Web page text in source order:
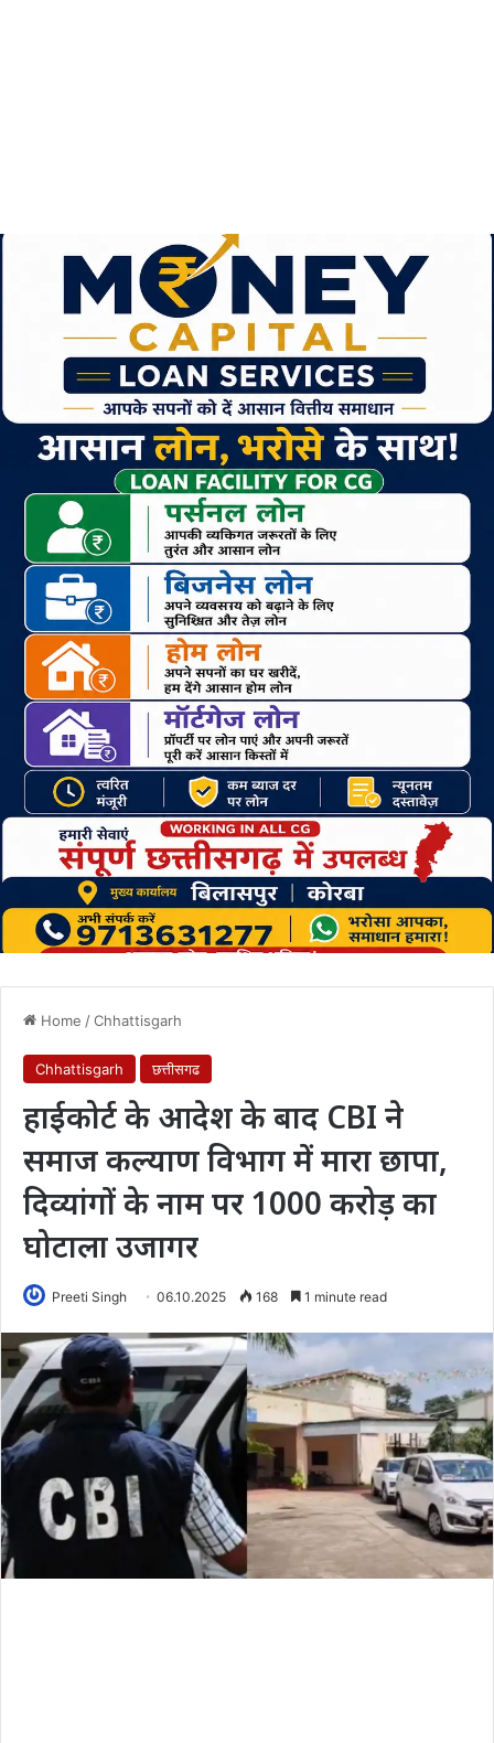
Home /Chhattisgarh
Chhattisgarh छत्तीसगढ
हाईकोर्ट के आदेश के बाद CBI ने
समाज कल्याण विभाग में मारा छापा,
दिव्यांगों के नाम पर 1000 करोड़ का
घोटाला उजागर
Preeti Singh 06.10.2025 168 1 minute read